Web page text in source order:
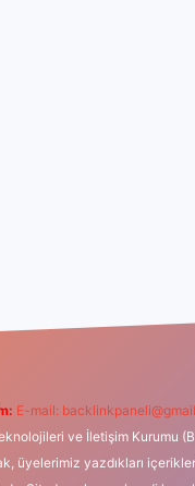
E-mail:
ve İletişim Kurumu
üyelerimiz yazdıkları